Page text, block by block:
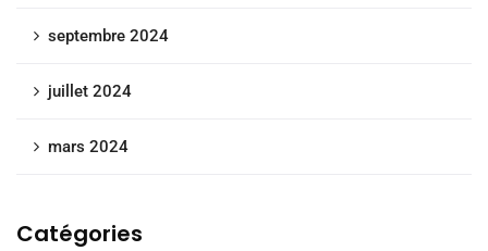
septembre 2024
juillet 2024
mars 2024
Catégories